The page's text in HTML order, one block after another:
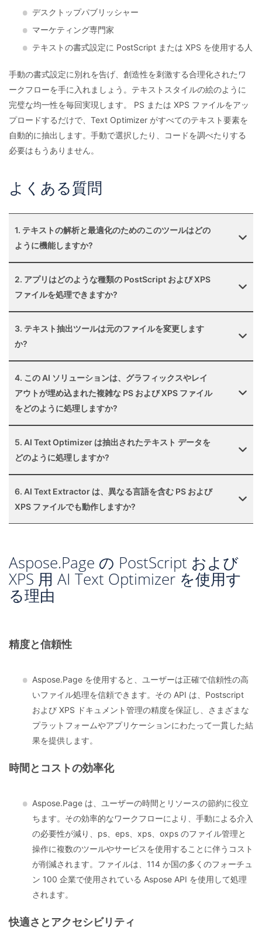
デスクトップパブリッシャー
マーケティング専門家
テキストの書式設定に PostScript または XPS を使用する人
手動の書式設定に別れを告げ、創造性を刺激する合理化されたワ
ークフローを手に入れましょう。テキストスタイルの絵のように
完璧な均一性を毎回実現します。 PS または XPS ファイルをアッ
プロードするだけで、Text Optimizer がすべてのテキスト要素を
自動的に抽出します。手動で選択したり、コードを調べたりする
必要はもうありません。
よくある質問
1. テキストの解析と最適化のためのこのツールはどの
ように機能しますか?
2. アプリはどのような種類の PostScript および XPS
ファイルを処理できますか?
3. テキスト抽出ツールは元のファイルを変更します
か?
4. この AI ソリューションは、グラフィックスやレイ
アウトが埋め込まれた複雑な PS および XPS ファイル
をどのように処理しますか?
5. AI Text Optimizer は抽出されたテキスト データを
どのように処理しますか?
6. AI Text Extractor は、異なる言語を含む PS および
XPS ファイルでも動作しますか?
Aspose.Page の PostScript および
XPS 用 AI Text Optimizer を使用す
る理由
精度と信頼性
Aspose.Page を使用すると、ユーザーは正確で信頼性の高
いファイル処理を信頼できます。その API は、Postscript
および XPS ドキュメント管理の精度を保証し、さまざまな
プラットフォームやアプリケーションにわたって一貫した結
果を提供します。
時間とコストの効率化
Aspose.Page は、ユーザーの時間とリソースの節約に役立
ちます。その効率的なワークフローにより、手動による介入
の必要性が減り、ps、eps、xps、oxps のファイル管理と
操作に複数のツールやサービスを使用することに伴うコスト
が削減されます。ファイルは、114 か国の多くのフォーチュ
ン 100 企業で使用されている Aspose API を使用して処理
されます。
快適さとアクセシビリティ